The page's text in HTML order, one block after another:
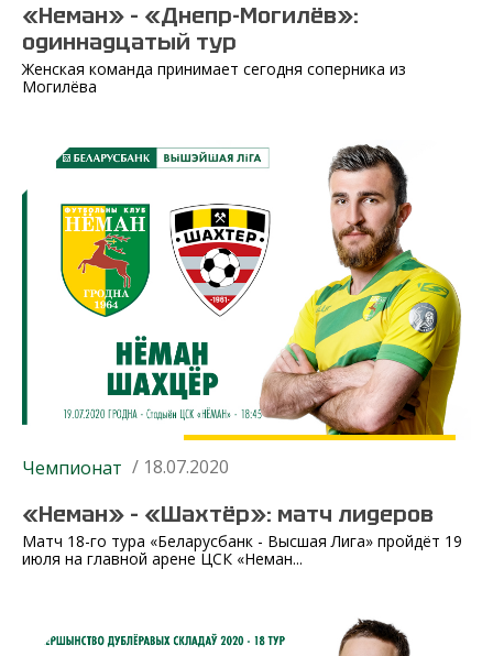
«Неман» – «Днепр-Могилёв»:
одиннадцатый тур
Женская команда принимает сегодня соперника из
Могилёва
Чемпионат / 18.07.2020
«Неман» – «Шахтёр»: матч лидеров
Матч 18-го тура «Беларусбанк - Высшая Лига» пройдёт 19
июля на главной арене ЦСК «Неман...